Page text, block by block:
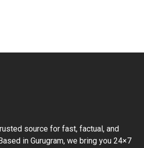
source for fast, factual, and
in Gurugram, we bring you 24×7